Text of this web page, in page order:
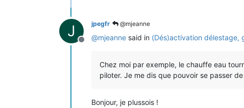
J
Offline
jpegfr @mjeanne
@mjeanne said in (Dés)activation délestage,
Chez moi par exemple, le chauffe eau
piloter. Je me dis que pouvoir se passer
Bonjour, je plussois !